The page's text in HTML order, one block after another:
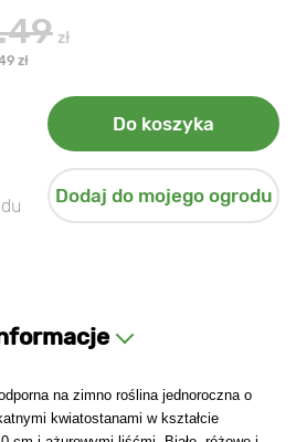
zł
zł
Do koszyka
Dodaj do mojego ogrodu
na zimno roślina jednoroczna o
kwiatostanami w kształcie